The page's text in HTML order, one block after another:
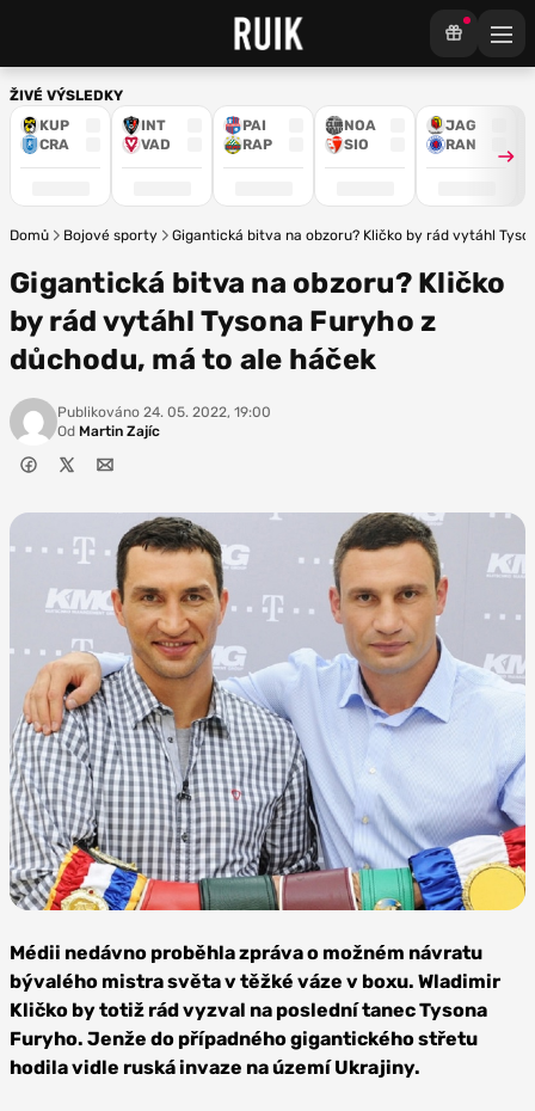
ŽIVÉ VÝSLEDKY
KUP
CRA
INT
VAD
PAI
RAP
NOA
SIO
JAG
RAN
Domů Bojové sporty Gigantická bitva na obzoru? Kličko by rád vytáhl
Gigantická bitva na obzoru? Kličko
by rád vytáhl Tysona Furyho z
důchodu, má to ale háček
Publikováno 24. 05. 2022, 19:00
Od Martin Zajíc
Vergo,
CC0
Médii nedávno proběhla zpráva o možném návratu
bývalého mistra světa v těžké váze v boxu. Wladimir
Kličko by totiž rád vyzval na poslední tanec Tysona
Furyho. Jenže do případného gigantického střetu
hodila vidle ruská invaze na území Ukrajiny.